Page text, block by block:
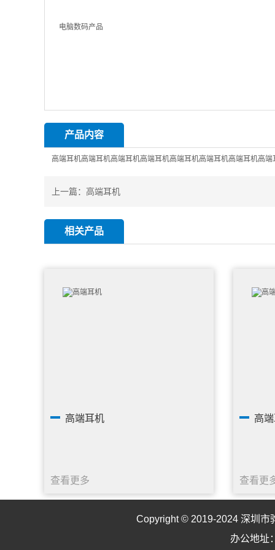
产品内容
高端耳机高端耳机高端耳机高端耳机高端耳机高端耳机高端耳机高
上一篇： 高端耳机
相关产品
高端耳机
查看更多
高
查看更
Copyright © 2019-2024 深圳市
办公地址